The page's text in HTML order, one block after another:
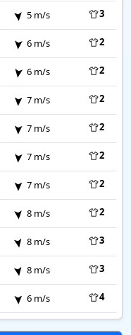
5 m/s 3
6 m/s 2
6 m/s 2
7 m/s 2
7 m/s 2
7 m/s 2
7 m/s 2
8 m/s 2
8 m/s 3
8 m/s 3
6 m/s 4